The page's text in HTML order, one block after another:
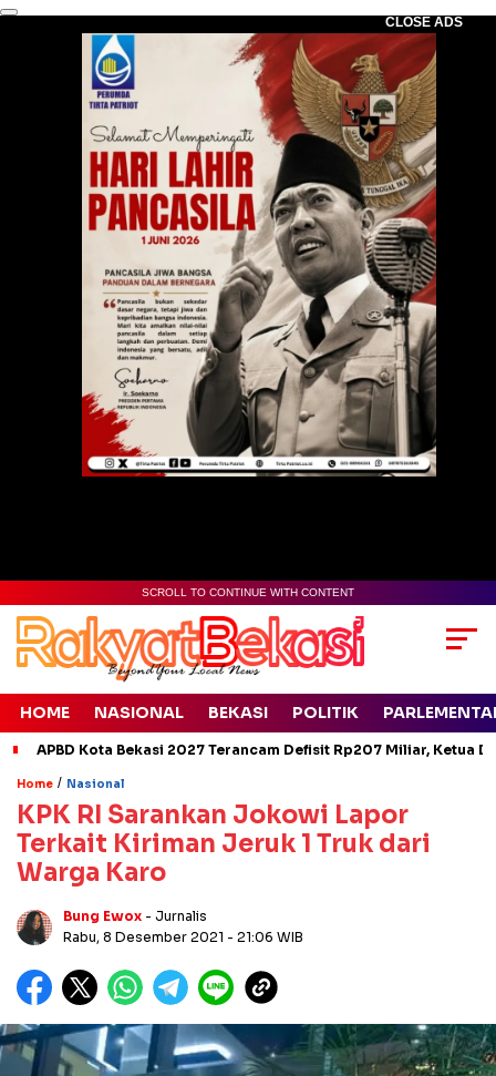
CLOSE ADS
SCROLL TO CONTINUE WITH CONTENT
HOME NASIONAL BEKASI POLITIK
APBD Kota Bekasi 2027 Terancam Defisit Rp207 Miliar, Ketua
Home / Nasional
KPK RI Sarankan Jokowi Lapor
Terkait Kiriman Jeruk 1 Truk dari
Warga Karo
Bung Ewox - Jurnalis
Rabu, 8 Desember 2021 - 21:06 WIB